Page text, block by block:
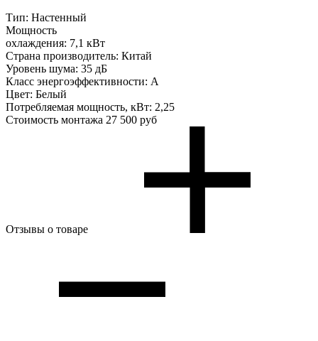
Тип: Настенный
Мощность
охлаждения: 7,1 кВт
Страна производитель: Китай
Уровень шума: 35 дБ
Класс энергоэффективности: A
Цвет: Белый
Потребляемая мощность, кВт: 2,25
Стоимость монтажа 27 500 руб
Отзывы о товаре